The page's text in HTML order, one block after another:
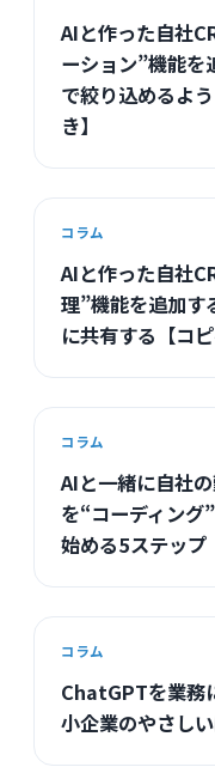
AIと作った自社
ーション”機能を
で絞り込めるよ
き】
コラム
AIと作った自社
理”機能を追加す
に共有する【コ
コラム
AIと一緒に自社
を“コーディング
始める5ステップ
コラム
ChatGPTを業務
小企業のやさし